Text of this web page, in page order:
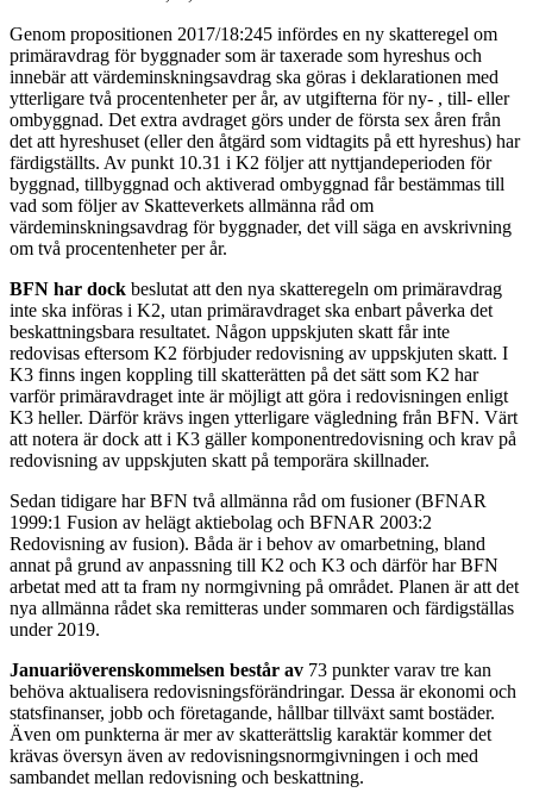
Genom propositionen 2017/18:245 infördes en ny skatteregel om
primäravdrag för byggnader som är taxerade som hyreshus och
innebär att värdeminskningsavdrag ska göras i deklarationen med
ytterligare två procentenheter per år, av utgifterna för ny- , till- eller
ombyggnad. Det extra avdraget görs under de första sex åren från
det att hyreshuset (eller den åtgärd som vidtagits på ett hyreshus) har
färdigställts. Av punkt 10.31 i K2 följer att nyttjandeperioden för
byggnad, tillbyggnad och aktiverad ombyggnad får be­stämmas till
vad som följer av Skatteverkets allmänna råd om
värdeminskningsavdrag för byggnader, det vill säga en avskrivning
om två procentenheter per år.
BFN har dock beslutat att den nya skatteregeln om pri­märavdrag
inte ska införas i K2, utan primäravdraget ska enbart påverka det
beskattningsbara resultatet. Någon uppskjuten skatt får inte
redovisas eftersom K2 förbjuder redovisning av uppskjuten skatt. I
K3 finns ingen koppling till skatterätten på det sätt som K2 har
varför primäravdraget inte är möjligt att göra i redovis­ningen enligt
K3 heller. Därför krävs ingen ytterligare vägledning från BFN. Värt
att notera är dock att i K3 gäller komponentredovisning och krav på
redovisning av uppskjuten skatt på temporära skillnader.
Sedan tidigare har BFN två allmänna råd om fusi­oner (BFNAR
1999:1 Fusion av helägt aktiebolag och BFNAR 2003:2
Redovisning av fusion). Båda är i behov av omarbetning, bland
annat på grund av anpassning till K2 och K3 och därför har BFN
arbetat med att ta fram ny normgivning på området. Planen är att det
nya allmänna rådet ska remitteras under sommaren och färdigställas
under 2019.
Januariöverens­kommelsen består av 73 punkter varav tre kan
behöva aktualisera redovisningsföränd­ringar. Dessa är ekonomi och
statsfinanser, jobb och företagande, hållbar tillväxt samt bostäder.
Även om punkterna är mer av skatterättslig karaktär kommer det
krävas översyn även av redovisningsnormgiv­ningen i och med
sambandet mellan redovisning och beskattning.